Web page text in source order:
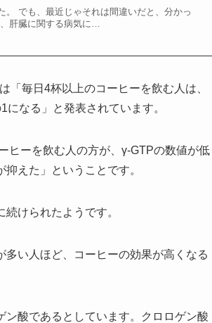
でも、最近じゃそれは間違いだと、分かっ
肝臓に関する病気に…
「毎日4杯以上のコーヒーを飲む人は、
なる」と発表されています。
ヒーを飲む人の方が、γ-GTPの数値が低
えた」ということです。
けられたようです。
い人ほど、コーヒーの効果が高くなる
酸であるとしています。クロロゲン酸